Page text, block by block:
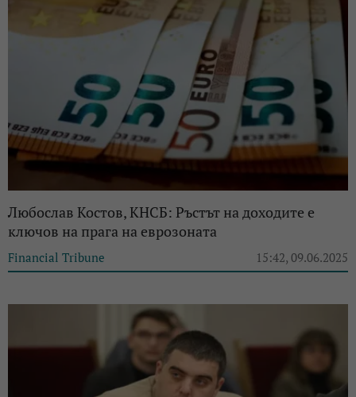
Любослав Костов, КНСБ: Ръстът на доходите е
ключов на прага на еврозоната
Financial Tribune 15:42, 09.06.2025